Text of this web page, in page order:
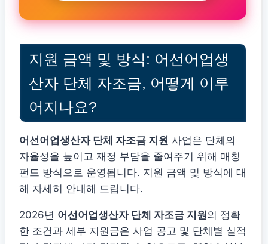
지원 금액 및 방식: 어선어업생
산자 단체 자조금, 어떻게 이루
어지나요?
어선어업생산자 단체 자조금 지원 사업은 단체의
자율성을 높이고 재정 부담을 줄여주기 위해 매칭
펀드 방식으로 운영됩니다. 지원 금액 및 방식에 대
해 자세히 안내해 드립니다.
2026년 어선어업생산자 단체 자조금 지원의 정확
한 조건과 세부 지원금은 사업 공고 및 단체별 실적